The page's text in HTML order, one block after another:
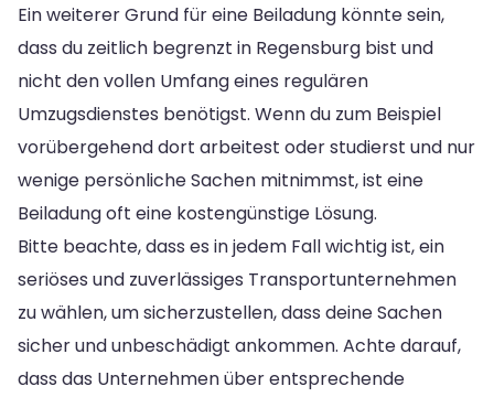
Ein weiterer Grund für eine Beiladung könnte sein,
dass du zeitlich begrenzt in Regensburg bist und
nicht den vollen Umfang eines regulären
Umzugsdienstes benötigst. Wenn du zum Beispiel
vorübergehend dort arbeitest oder studierst und nur
wenige persönliche Sachen mitnimmst, ist eine
Beiladung oft eine kostengünstige Lösung.
Bitte beachte, dass es in jedem Fall wichtig ist, ein
seriöses und zuverlässiges Transportunternehmen
zu wählen, um sicherzustellen, dass deine Sachen
sicher und unbeschädigt ankommen. Achte darauf,
dass das Unternehmen über entsprechende